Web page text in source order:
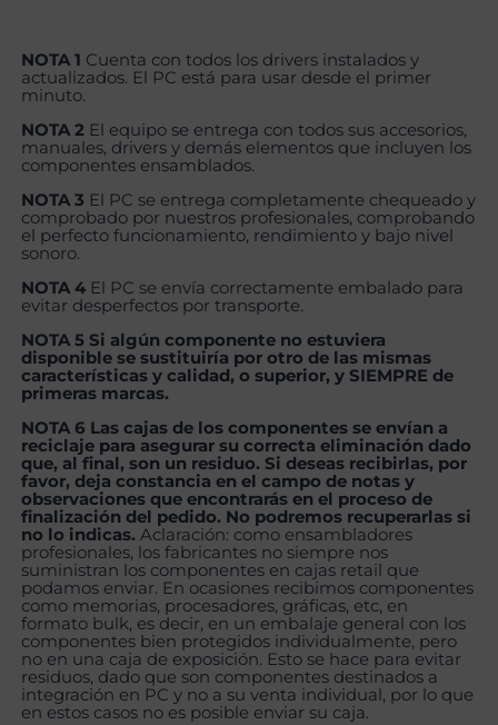
NOTA 1 Cuenta con todos los drivers instalados y
actualizados. El PC está para usar desde el primer
minuto.
NOTA 2 El equipo se entrega con todos sus accesorios,
manuales, drivers y demás elementos que incluyen los
componentes ensamblados.
NOTA 3 El PC se entrega completamente chequeado y
comprobado por nuestros profesionales, comprobando
el perfecto funcionamiento, rendimiento y bajo nivel
sonoro.
NOTA 4 El PC se envía correctamente embalado para
evitar desperfectos por transporte.
NOTA 5 Si algún componente no estuviera
disponible se sustituiría por otro de las mismas
características y calidad, o superior, y SIEMPRE de
primeras marcas.
NOTA 6 Las cajas de los componentes se envían a
reciclaje para asegurar su correcta eliminación dado
que, al final, son un residuo. Si deseas recibirlas, por
favor, deja constancia en el campo de notas y
observaciones que encontrarás en el proceso de
finalización del pedido. No podremos recuperarlas si
no lo indicas. Aclaración: como ensambladores
profesionales, los fabricantes no siempre nos
suministran los componentes en cajas retail que
podamos enviar. En ocasiones recibimos componentes
como memorias, procesadores, gráficas, etc, en
formato bulk, es decir, en un embalaje general con los
componentes bien protegidos individualmente, pero
no en una caja de exposición. Esto se hace para evitar
residuos, dado que son componentes destinados a
integración en PC y no a su venta individual, por lo que
en estos casos no es posible enviar su caja.